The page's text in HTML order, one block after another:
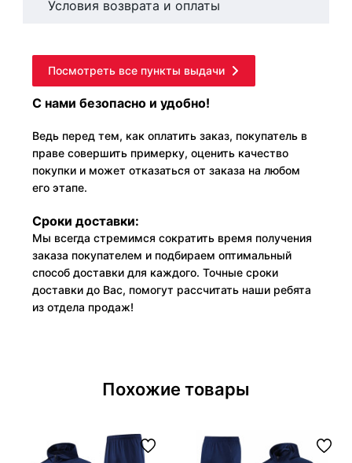
Условия возврата и оплаты
Посмотреть все пункты выдачи
С нами безопасно и удобно!
Ведь перед тем, как оплатить заказ, покупатель в
праве совершить примерку, оценить качество
покупки и может отказаться от заказа на любом
его этапе.
Сроки доставки:
Мы всегда стремимся сократить время получения
заказа покупателем и подбираем оптимальный
способ доставки для каждого. Точные сроки
доставки до Вас, помогут рассчитать наши ребята
из отдела продаж!
Похожие товары